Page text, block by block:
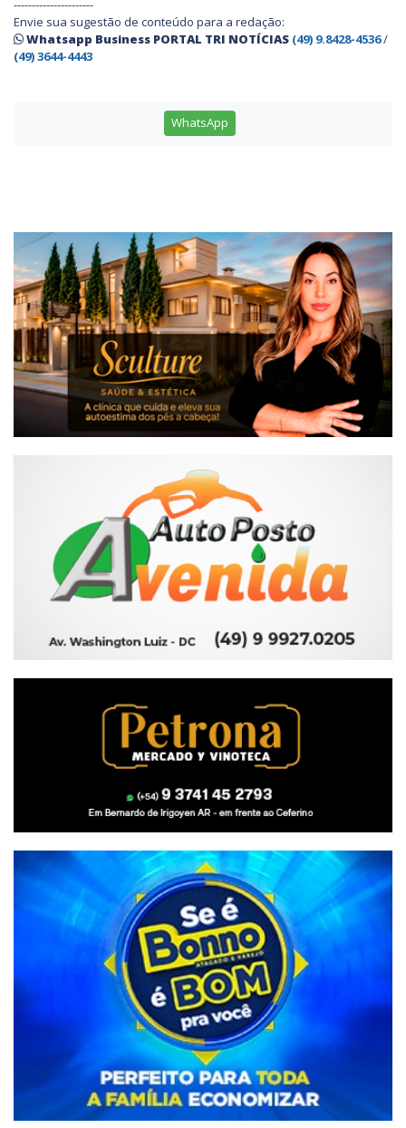
----------------------
Envie sua sugestão de conteúdo para a redação:
Whatsapp Business PORTAL TRI NOTÍCIAS (49) 9.8428-4536/
(49) 3644-4443
WhatsApp